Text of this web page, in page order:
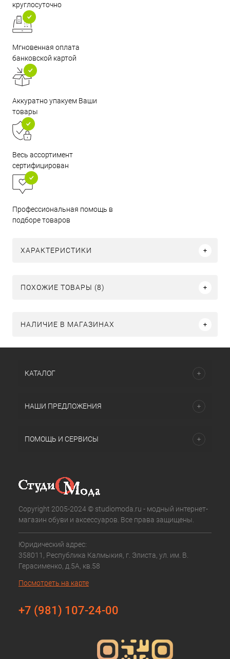
круглосуточно
Мгновенная оплата
банковской картой
Аккуратно упакуем Ваши
товары
Весь ассортимент
сертифицирован
Профессиональная помощь в
подборе товаров
ХАРАКТЕРИСТИКИ
ПОХОЖИЕ ТОВАРЫ (8)
НАЛИЧИЕ В МАГАЗИНАХ
КАТАЛОГ
НАШИ ПРЕДЛОЖЕНИЯ
ПОМОЩЬ И СЕРВИСЫ
Copyright 2005-2024 © studiomoda.ru - модный интернет-
магазин обуви и аксессуаров. Все права защищены.
Юридический адрес:
358011, Республика Калмыкия, г. Элиста, ул. им. В.
Герасименко, д.5А, кв.58
Посмотреть на карте
+7 (981) 107-24-00